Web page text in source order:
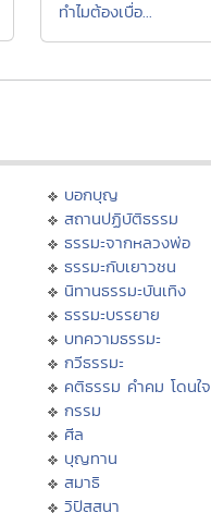
ทำไมต้องเบื่อ...
บอกบุญ
สถานปฏิบัติธรรม
ธรรมะจากหลวงพ่อ
ธรรมะกับเยาวชน
นิทานธรรมะบันเทิง
ธรรมะบรรยาย
บทความธรรมะ
กวีธรรมะ
คติธรรม คำคม โดนใจ
กรรม
ศีล
บุญทาน
สมาธิ
วิปัสสนา